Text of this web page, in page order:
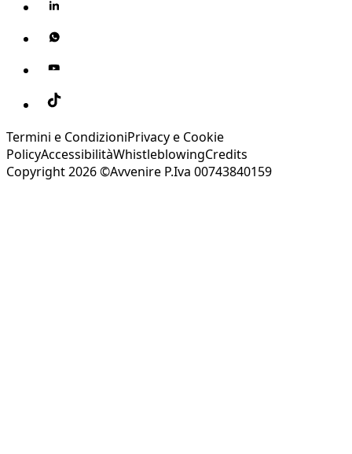
Termini e CondizioniPrivacy e Cookie
PolicyAccessibilitàWhistleblowingCredits
Copyright 2026 ©Avvenire P.Iva 00743840159